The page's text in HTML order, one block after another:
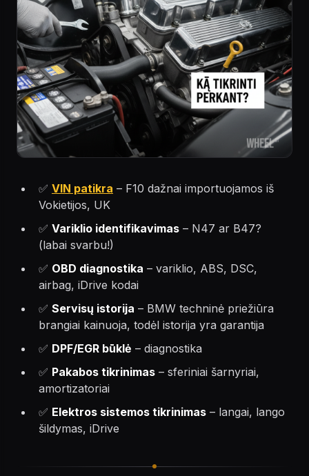
✅ VIN patikra – F10 dažnai importuojamos iš
Vokietijos, UK
✅ Variklio identifikavimas – N47 ar B47?
(labai svarbu!)
✅ OBD diagnostika – variklio, ABS, DSC,
airbag, iDrive kodai
✅ Servisų istorija – BMW techninė priežiūra
brangiai kainuoja, todėl istorija yra garantija
✅ DPF/EGR būklė – diagnostika
✅ Pakabos tikrinimas – sferiniai šarnyriai,
amortizatoriai
✅ Elektros sistemos tikrinimas – langai, lango
šildymas, iDrive